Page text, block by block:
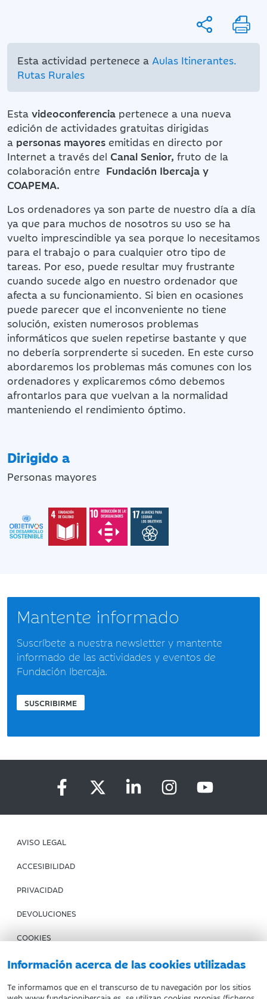
Información acerca de las cookies utilizadas
Te informamos que en el transcurso de tu navegación por los sitios
Esta actividad pertenece a Aulas Itinerantes.
Rutas Rurales
Esta videoconferencia pertenece a una nueva
edición de actividades gratuitas dirigidas
a personas mayores emitidas en directo por
Internet a través del Canal Senior, fruto de la
colaboración entre Fundación Ibercaja y
COAPEMA.
Los ordenadores ya son parte de nuestro día a día
ya que para muchos de nosotros su uso se ha
vuelto imprescindible ya sea porque lo necesitamos
para el trabajo o para cualquier otro tipo de
tareas. Por eso, puede resultar muy frustrante
cuando sucede algo en nuestro ordenador que
afecta a su funcionamiento. Si bien en ocasiones
puede parecer que el inconveniente no tiene
solución, existen numerosos problemas
informáticos que suelen repetirse bastante y que
no debería sorprenderte si suceden. En este curso
abordaremos los problemas más comunes con los
ordenadores y explicaremos cómo debemos
afrontarlos para que vuelvan a la normalidad
manteniendo el rendimiento óptimo.
Dirigido a
Personas mayores
Mantente informado
Suscríbete a nuestra newsletter y mantente
informado de las actividades y eventos de
Fundación Ibercaja.
SUSCRIBIRME
AVISO LEGAL
ACCESIBILIDAD
PRIVACIDAD
DEVOLUCIONES
COOKIES
CONDICIONES DE COMPRA
IBERCAJA BANCO